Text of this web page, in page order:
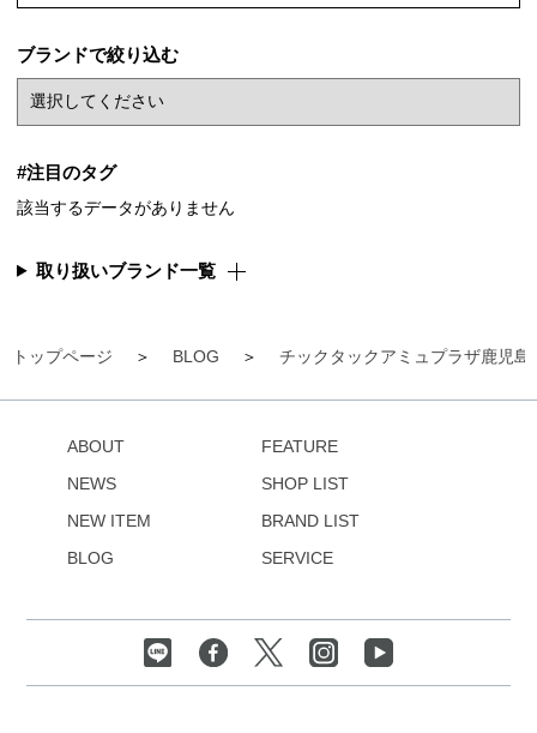
トップページ BLOG チックタックアミュプラザ鹿児島
ブランドで絞り込む
#注目のタグ
該当するデータがありません
取り扱いブランド一覧
ABOUT
NEWS
NEW ITEM
BLOG
FEATURE
SHOP LIST
BRAND LIST
SERVICE